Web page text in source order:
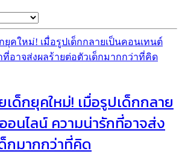
เด็กยุคใหม่! เมื่อรูปเด็กกลาย
อนไลน์ ความน่ารักที่อาจส่ง
กมากกว่าที่คิด